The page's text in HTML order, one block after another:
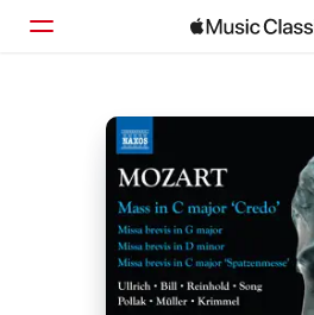
Accueil
Parcourir
Rechercher